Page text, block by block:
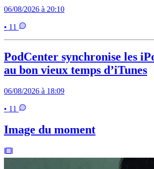
06/08/2026 à 20:10
• 11
PodCenter synchronise les
au bon vieux temps d’iTunes
06/08/2026 à 18:09
• 11
Image du moment